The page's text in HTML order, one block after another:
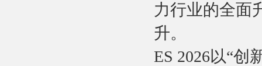
力行业的全面
升。
ES 2026以“创